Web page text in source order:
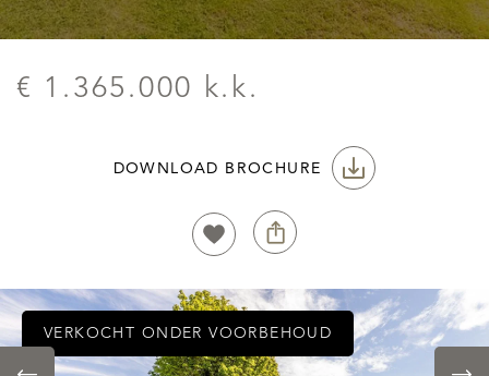
€ 1.365.000 k.k.
DOWNLOAD BROCHURE
VERKOCHT ONDER VOORBEHOUD